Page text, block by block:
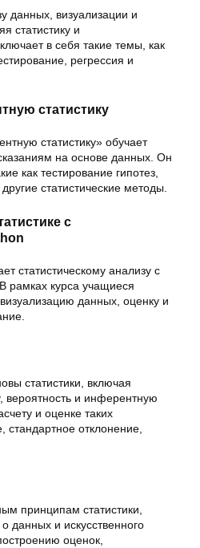
данных, визуализации и
статистику и
в себя такие темы, как
регрессия и
статистику
статистику» обучает
на основе данных. Он
как тестирование гипотез,
статистические методы.
с
статистическому анализу с
рамках курса учащиеся
данных, оценку и
статистики, включая
вероятность и инферентную
и оценке таких
стандартное отклонение,
принципам статистики,
данных и искусственного
оценок,